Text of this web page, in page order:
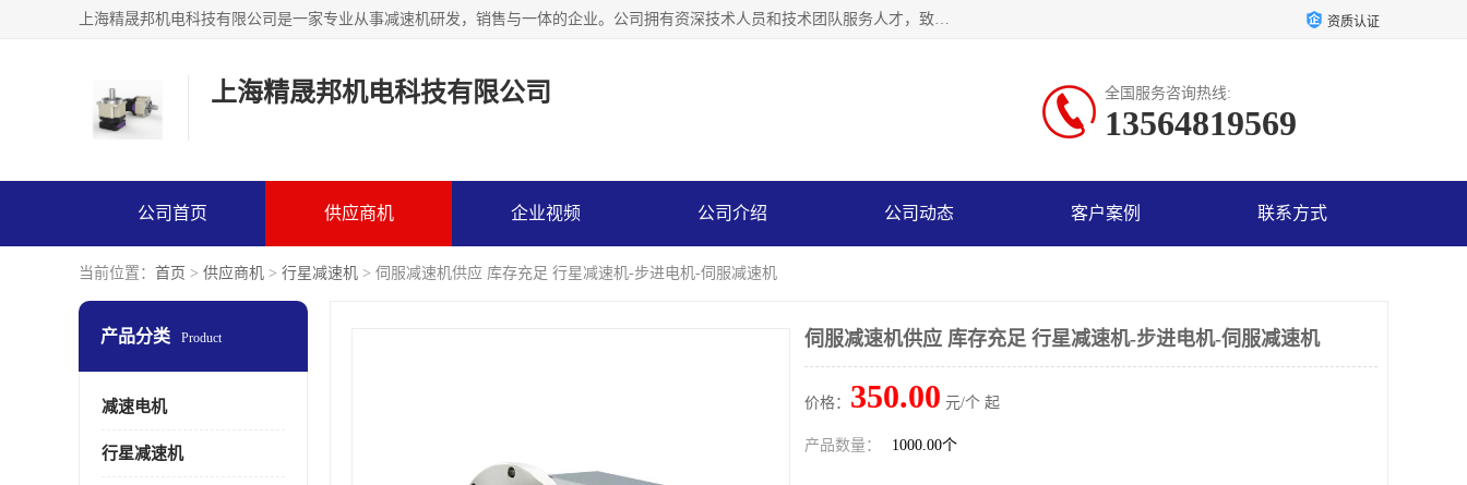
上海精晟邦机电科技有限公司是一家专业从事减速机研发，销售与一体的企业。公司拥有资深技术人员和技术团队服务人才，致力于为广大客户提供专业，细致的产品服务。主营产品有：中型减速电机，微型调速电机，精密行星减速机，蜗轮蜗杆减速机，RFKS四大系列减速机，SKM双曲面齿轮减速机，齿轮减速电机，行星减速机，防爆电机，变频器等系列；产品广泛用于汽车，船舶，能源，环保，包装，物流等领域，欢迎咨询。 资质认证
上海精晟邦机电科技有限公司 全国服务咨询热线:
13564819569
公司首页 供应商机 企业视频 公司介绍 公司动态 客户案例 联系方式
当前位置： 首页 > 供应商机 > 行星减速机 > 伺服减速机供应 库存充足 行星减速机-步进电机-伺服减速机
产品分类 Product
减速电机
行星减速机
伺服减速机供应 库存充足 行星减速机-步进电机-伺服减速机
价格： 350.00 元/个 起
产品数量： 1000.00个